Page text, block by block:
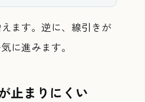
ます。逆に、線引きが
に進みます。
止まりにくい